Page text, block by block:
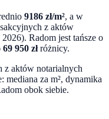
9186 zł/m², a w
z aktów
2026). Radom jest tańsze o
69 950 złróżnicy.
z aktów notarialnych
mediana za m², dynamika
obok siebie.